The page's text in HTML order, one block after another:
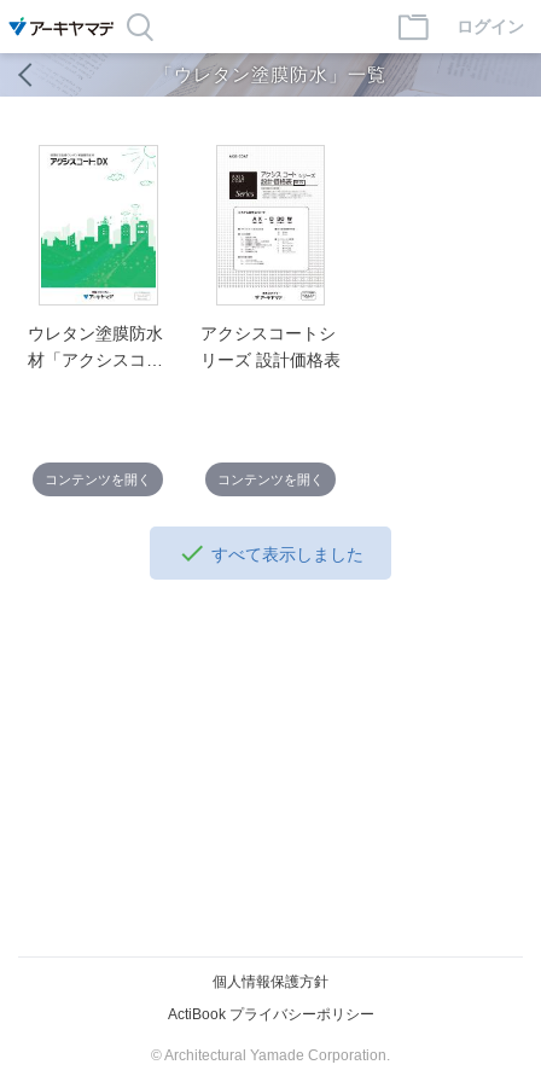
ログイン
「ウレタン塗膜防水」一覧
ウレタン塗膜防水
材「アクシスコー
コンテンツを開く
アクシスコートシ
リーズ 設計価格表
コンテンツを開く
すべて表示しました
個人情報保護方針
ActiBook プライバシーポリシー
© Architectural Yamade Corporation.